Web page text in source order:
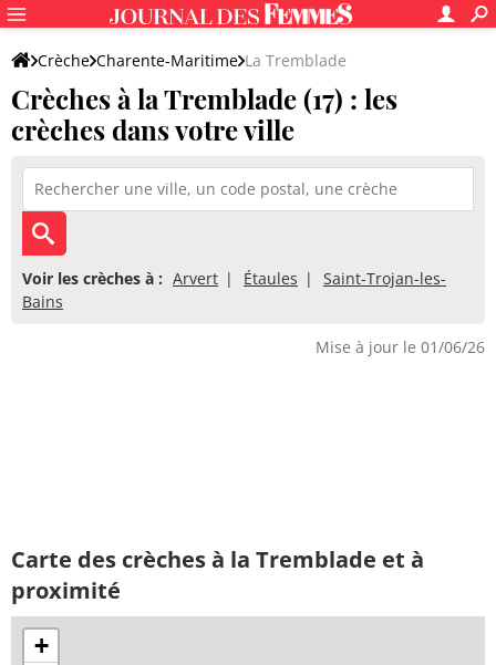
Crèche Charente-Maritime La Tremblade
Crèches à la Tremblade (17) : les
crèches dans votre ville
Voir les crèches à : Arvert Étaules
Saint-Trojan-les-
Bains
Mise à jour le 01/06/26
Carte des crèches à la Tremblade et à
proximité
+